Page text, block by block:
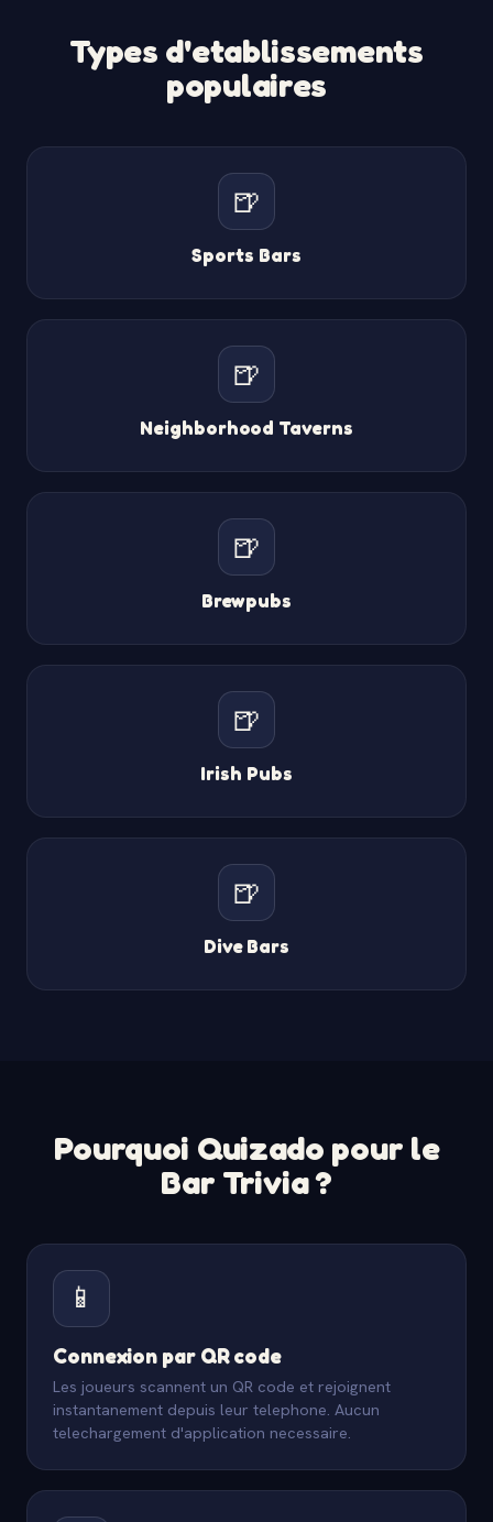
Types d'etablissements
populaires
🍺
Sports Bars
🍺
Neighborhood Taverns
🍺
Brewpubs
🍺
Irish Pubs
🍺
Dive Bars
Pourquoi Quizado pour le
Bar Trivia ?
📱
Connexion par QR code
Les joueurs scannent un QR code et rejoignent
instantanement depuis leur telephone. Aucun
telechargement d'application necessaire.